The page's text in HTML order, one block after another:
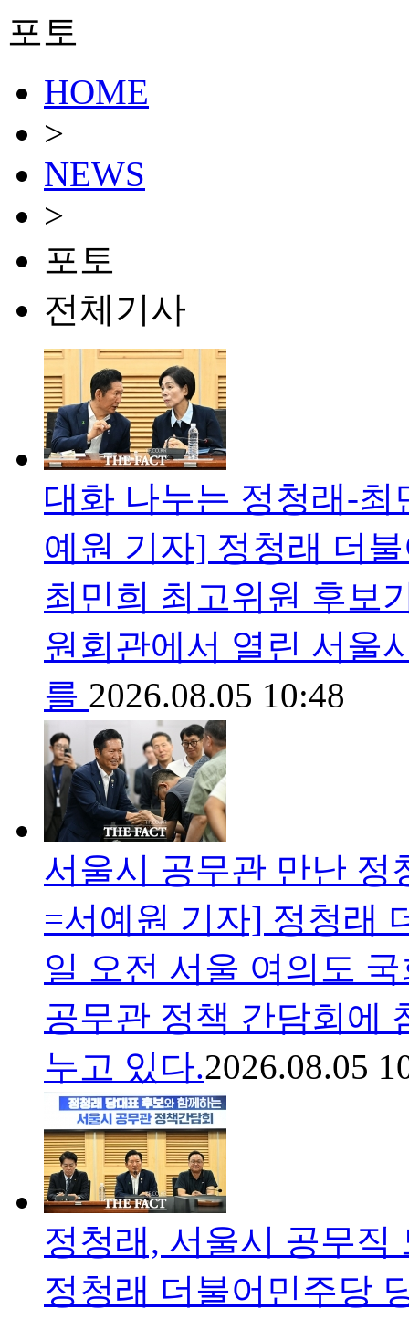
포토
HOME
>
NEWS
>
포토
전체기사
대화 나누는 정청래-최
예원 기자] 정청래 더
최민희 최고위원 후보
원회관에서 열린 서울
를 2026.08.05 10:48
서울시 공무관 만난 정
=서예원 기자] 정청래
일 오전 서울 여의도
공무관 정책 간담회에
누고 있다.2026.08.05
정청래, 서울시 공무
정청래 더불어민주당